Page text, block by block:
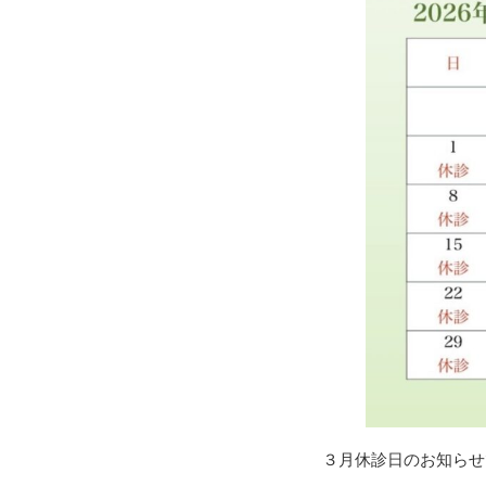
３月休診日のお知ら